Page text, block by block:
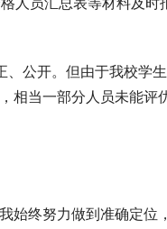
、公开。但由于我校学
相当一部分人员未能评
始终努力做到准确定位